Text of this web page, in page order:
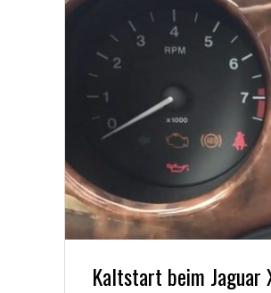
E
Kaltstart beim Jaguar